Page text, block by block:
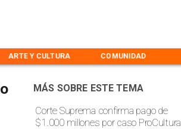
ARTE Y CULTURA COMUNIDAD
Corte Suprema confirma pago de
$1.000 millones por caso ProCultura
MÁS SOBRE ESTE TEMA